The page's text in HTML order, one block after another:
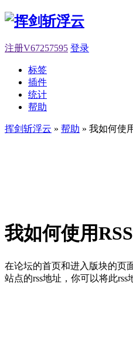
注册V67257595 登录
标签
插件
统计
帮助
挥剑斩浮云 » 帮助 » 我如何使
我如何使用
在论坛的首页和进入版块的页
站点的rss地址，你可以将此